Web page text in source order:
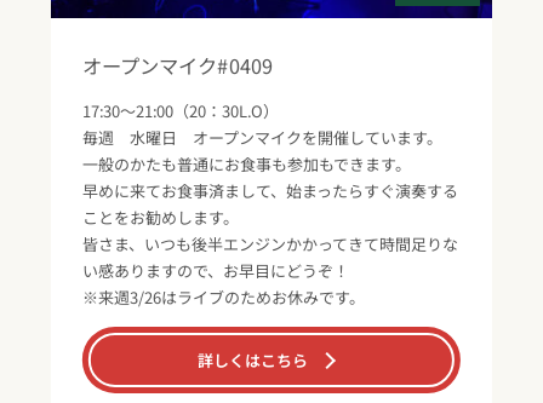
オープンマイク#0409
17:30～21:00（20：30L.O）
毎週 水曜日 オープンマイクを開催しています。
一般のかたも普通にお食事も参加もできます。
早めに来てお食事済まして、始まったらすぐ演奏する
ことをお勧めします。
皆さま、いつも後半エンジンかかってきて時間足りな
い感ありますので、お早目にどうぞ！
※来週3/26はライブのためお休みです。
詳しくはこちら